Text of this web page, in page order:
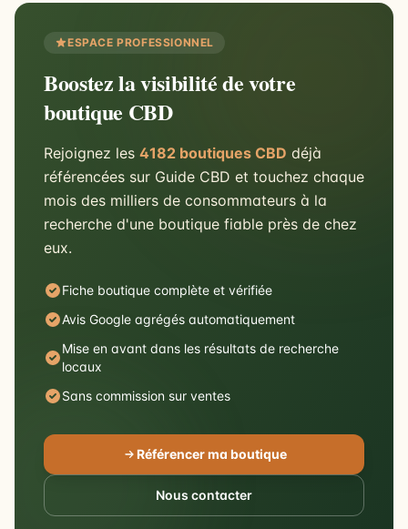
ESPACE PROFESSIONNEL
Boostez la visibilité de votre
boutique CBD
Rejoignez les 4182 boutiques CBD déjà
référencées sur Guide CBD et touchez chaque
mois des milliers de consommateurs à la
recherche d'une boutique fiable près de chez
eux.
Fiche boutique complète et vérifiée
Avis Google agrégés automatiquement
Mise en avant dans les résultats de recherche
locaux
Sans commission sur ventes
Référencer ma boutique
Nous contacter